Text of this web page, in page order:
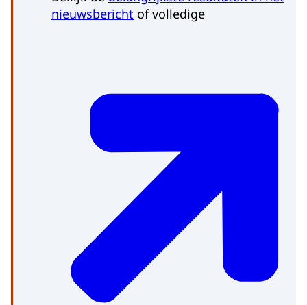
nieuwsbericht of volledige